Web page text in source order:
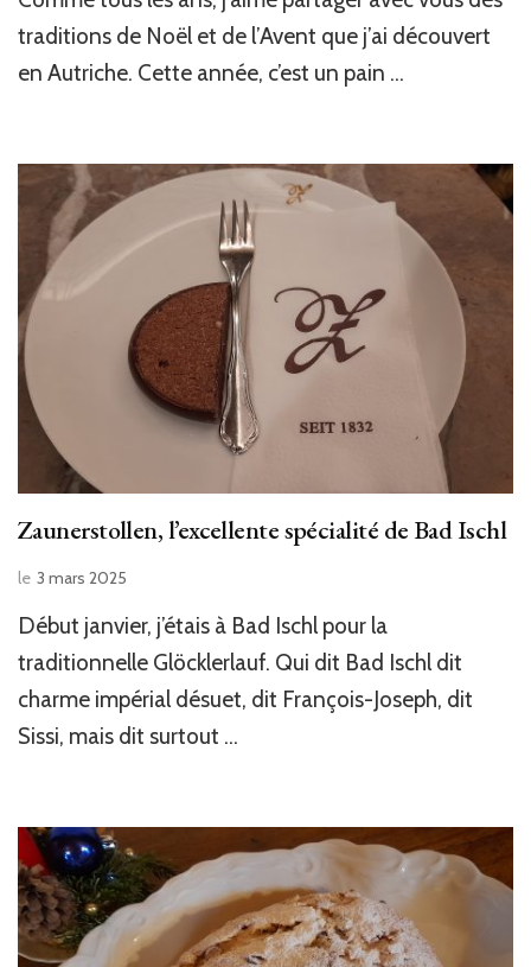
traditions de Noël et de l’Avent que j’ai découvert
en Autriche. Cette année, c’est un pain …
Zaunerstollen, l’excellente spécialité de Bad Ischl
le 3 mars 2025
Début janvier, j’étais à Bad Ischl pour la
traditionnelle Glöcklerlauf. Qui dit Bad Ischl dit
charme impérial désuet, dit François-Joseph, dit
Sissi, mais dit surtout …